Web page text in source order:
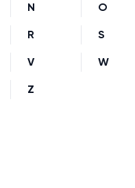
N O
R S
V W
Z